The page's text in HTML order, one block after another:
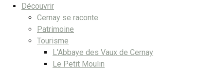
Découvrir
Cernay se raconte
Patrimoine
Tourisme
L'Abbaye des Vaux de Cernay
Le Petit Moulin